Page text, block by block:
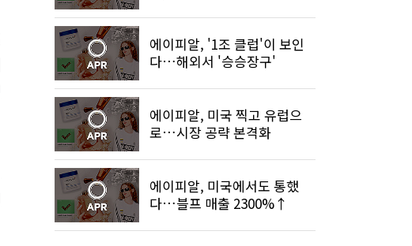
에이피알, '1조 클럽'이 보인
다…해외서 '승승장구'
에이피알, 미국 찍고 유럽으
로…시장 공략 본격화
에이피알, 미국에서도 통했
다…블프 매출 2300%↑